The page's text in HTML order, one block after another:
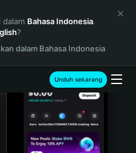
dalam Bahasa Indonesia.
?
dalam Bahasa Indonesia
Unduh sekarang